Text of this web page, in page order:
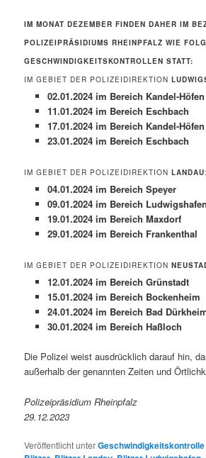
IM MONAT DEZEMBER FINDEN DAHER IM
POLIZEIPRÄSIDIUMS RHEINPFALZ WIE
GESCHWINDIGKEITSKONTROLLEN STATT:
IM GEBIET DER POLIZEIDIREKTION
02.01.2024 im Bereich Kandel-Höfen
11.01.2024 im Bereich Eschbach
17.01.2024 im Bereich Kandel-Höfen
23.01.2024 im Bereich Eschbach
IM GEBIET DER POLIZEIDIREKTIONLANDAU:
04.01.2024 im Bereich Speyer
09.01.2024 im Bereich Ludwigshafen
19.01.2024 im Bereich Maxdorf
29.01.2024 im Bereich Frankenthal
IM GEBIET DER POLIZEIDIREKTION
12.01.2024 im Bereich Grünstadt
15.01.2024 im Bereich Bockenheim
24.01.2024 im Bereich Bad
30.01.2024 im Bereich Haßloch
Die Polizei weist ausdrücklich darauf hin,
außerhalb der genannten Zeiten und
Polizeipräsidium Rheinpfalz
29.12.2023
Veröffentlicht unterGeschwindigkeitskontrolle